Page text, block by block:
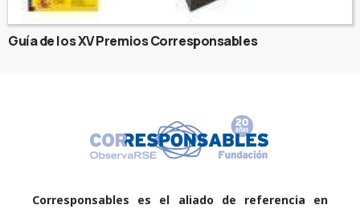
Guía de los XV Premios Corresponsables
Corresponsables es el aliado de referencia en